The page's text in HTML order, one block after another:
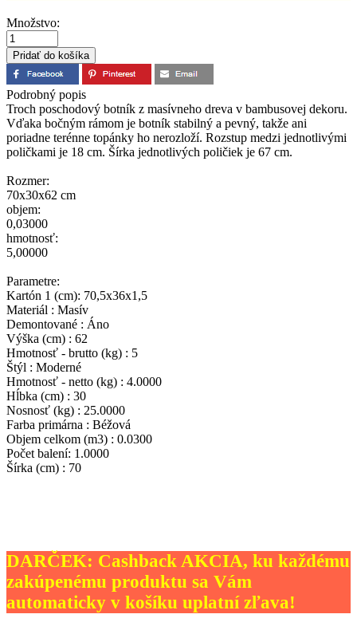
Množstvo:
Podrobný popis
Troch poschodový botník z masívneho dreva v bambusovej dekoru.
Vďaka bočným rámom je botník stabilný a pevný, takže ani
poriadne terénne topánky ho nerozloží. Rozstup medzi jednotlivými
poličkami je 18 cm. Šírka jednotlivých poličiek je 67 cm.
Rozmer:
70x30x62 cm
objem:
0,03000
hmotnosť:
5,00000
Parametre:
Kartón 1 (cm): 70,5x36x1,5
Materiál : Masív
Demontované : Áno
Výška (cm) : 62
Hmotnosť - brutto (kg) : 5
Štýl : Moderné
Hmotnosť - netto (kg) : 4.0000
Hĺbka (cm) : 30
Nosnosť (kg) : 25.0000
Farba primárna : Béžová
Objem celkom (m3) : 0.0300
Počet balení: 1.0000
Šírka (cm) : 70
DARČEK: Cashback AKCIA, ku každému
zakúpenému produktu sa Vám
automaticky v košíku uplatní zľava!